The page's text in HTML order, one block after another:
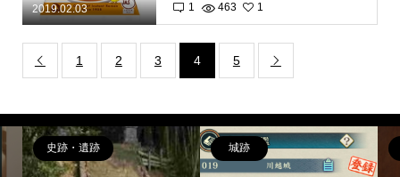
2019.02.03 1 463 1
 1 2 3 4 5 
史跡・遺跡 城跡